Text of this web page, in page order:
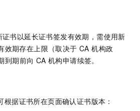
书以延长证书签发有效期，需使用新
效期存在上限（取决于 CA 机构政
期前向 CA 机构申请续签。
据证书所在页面确认证书版本：
文戏情感细腻自然，动作戏激烈拳拳到肉，实现更强表演能力
面向真实软件的智能体编程平台
AI 办公
AI智能应用，一键激活高效办公新体验
智能客服
Red Hat
SUSE
云工开物
科研合作